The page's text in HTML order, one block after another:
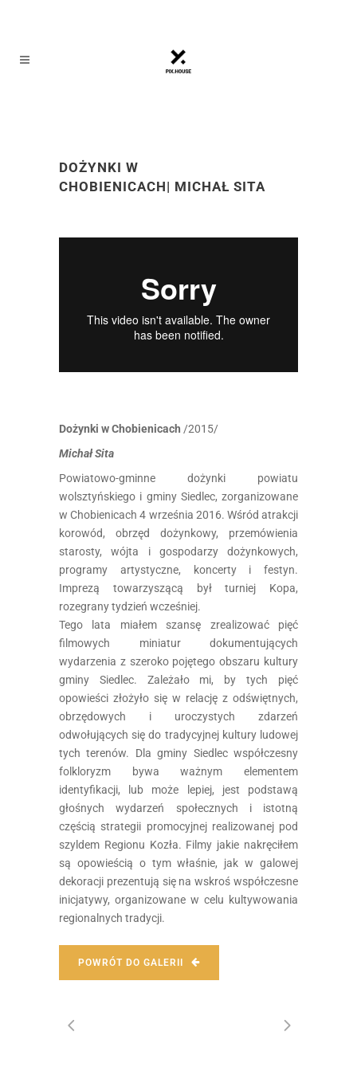
DOŻYNKI W
CHOBIENICACH| MICHAŁ SITA
Dożynki w Chobienicach /2015/
Michał Sita
Powiatowo-gminne dożynki powiatu
wolsztyńskiego i gminy Siedlec, zorganizowane
w Chobienicach 4 września 2016. Wśród atrakcji
korowód, obrzęd dożynkowy, przemówienia
starosty, wójta i gospodarzy dożynkowych,
programy artystyczne, koncerty i festyn.
Imprezą towarzyszącą był turniej Kopa,
rozegrany tydzień wcześniej.
Tego lata miałem szansę zrealizować pięć
filmowych miniatur dokumentujących
wydarzenia z szeroko pojętego obszaru kultury
gminy Siedlec. Zależało mi, by tych pięć
opowieści złożyło się w relację z odświętnych,
obrzędowych i uroczystych zdarzeń
odwołujących się do tradycyjnej kultury ludowej
tych terenów. Dla gminy Siedlec współczesny
folkloryzm bywa ważnym elementem
identyfikacji, lub może lepiej, jest podstawą
głośnych wydarzeń społecznych i istotną
częścią strategii promocyjnej realizowanej pod
szyldem Regionu Kozła. Filmy jakie nakręciłem
są opowieścią o tym właśnie, jak w galowej
dekoracji prezentują się na wskroś współczesne
inicjatywy, organizowane w celu kultywowania
regionalnych tradycji.
POWRÓT DO GALERII